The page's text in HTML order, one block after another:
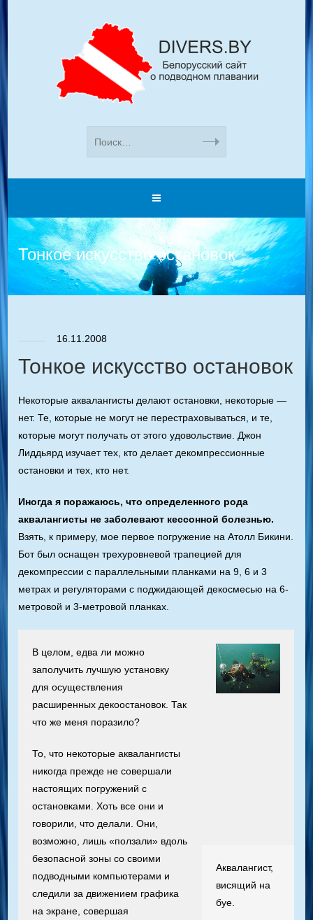
Тонкое искусство остановок
16.11.2008
Тонкое искусство остановок
Некоторые аквалангисты делают остановки, некоторые —
нет. Те, которые не могут не перестраховываться, и те,
которые могут получать от этого удовольствие. Джон
Лиддьярд изучает тех, кто делает декомпрессионные
остановки и тех, кто нет.
Иногда я поражаюсь, что определенного рода
аквалангисты не заболевают кессонной болезнью.
Взять, к примеру, мое первое погружение на Атолл Бикини.
Бот был оснащен трехуровневой трапецией для
декомпрессии c параллельными планками на 9, 6 и 3
метрах и регуляторами с поджидающей декосмесью на 6-
метровой и 3-метровой планках.
В целом, едва ли можно
заполучить лучшую установку
для осуществления
расширенных декоостановок. Так
что же меня поразило?
То, что некоторые аквалангисты
никогда прежде не совершали
настоящих погружений с
остановками. Хоть все они и
говорили, что делали. Они,
возможно, лишь «ползали» вдоль
безопасной зоны со своими
подводными компьютерами и
следили за движением графика
на экране, совершая
Аквалангист,
висящий на
буе.